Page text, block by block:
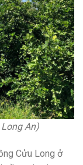
An)
Cửu Long ở